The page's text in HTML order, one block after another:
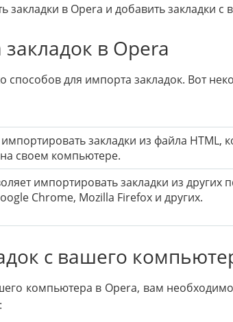
закладки в Opera и добавить закладки
в Opera
способов для импорта закладок. Вот
закладки из файла HTML,
своем компьютере.
импортировать закладки из других
Chrome, Mozilla Firefox и других.
с вашего
компьютера в Opera, вам